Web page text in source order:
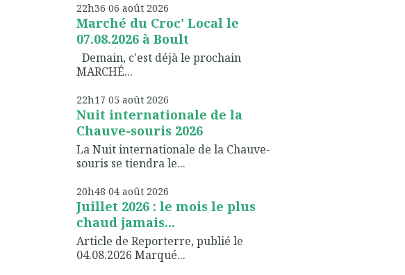
22h36 06 août 2026
Marché du Croc' Local le
07.08.2026 à Boult
Demain, c'est déjà le prochain
MARCHÉ...
22h17 05 août 2026
Nuit internationale de la
Chauve-souris 2026
La Nuit internationale de la Chauve-
souris se tiendra le...
20h48 04 août 2026
Juillet 2026 : le mois le plus
chaud jamais...
Article de Reporterre, publié le
04.08.2026 Marqué...